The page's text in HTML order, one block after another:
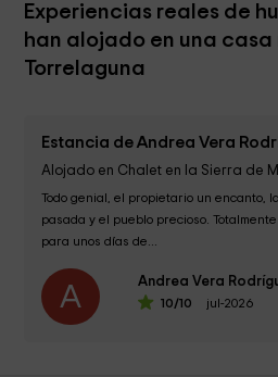
Experiencias reales de
han alojado en una casa
Torrelaguna
Estancia de Andrea Vera
Alojado en Chalet en la Sierra de
Todo genial, el propietario un encanto,
pasada y el pueblo precioso.
para unos días de...
A Andrea Vera
10/10 jul-2026